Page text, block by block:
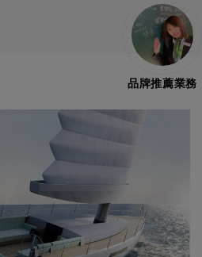
品牌推薦業務